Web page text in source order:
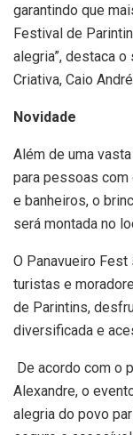
garantindo que
Festival de
alegria”, destaca
Criativa, Caio
Novidade
Além de uma
para pessoas com
e banheiros, o
será montada no
O Panavueiro
turistas e
de Parintins,
diversificada e
De acordo com o
Alexandre, o
alegria do povo